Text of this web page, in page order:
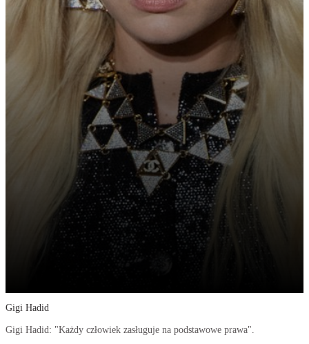
Gigi Hadid
Gigi Hadid: "Każdy człowiek zasługuje na podstawowe prawa".